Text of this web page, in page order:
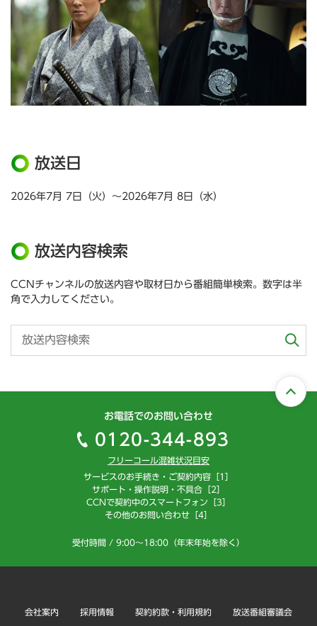
放送日
2026年7月 7日（火）～2026年7月 8日（水）
放送内容検索
CCNチャンネルの放送内容や取材日から番組簡単検索。数字は半
角で入力してください。
お電話でのお問い合わせ
0120-344-893
フリーコール混雑状況目安
サービスのお手続き・ご契約内容［1］
サポート・操作説明・不具合［2］
CCNで契約中のスマートフォン［3］
その他のお問い合わせ［4］
受付時間 / 9:00～18:00（年末年始を除く）
会社案内 採用情報 契約約款・利用規約 放送番組審議会